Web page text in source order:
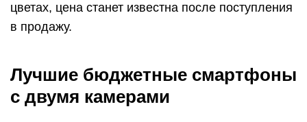
цветах, цена станет известна после поступления
в продажу.
Лучшие бюджетные смартфоны
с двумя камерами